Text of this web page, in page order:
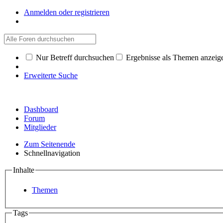
Anmelden oder registrieren
Nur Betreff durchsuchen Ergebnisse als Themen
Erweiterte Suche
Dashboard
Forum
Mitglieder
Zum Seitenende
Schnellnavigation
Inhalte
Themen
Tags